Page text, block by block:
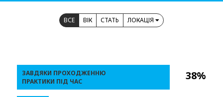
ВСЕ ВІК СТАТЬ ЛОКАЦІЯ
38%
ЗАВДЯКИ ПРОХОДЖЕННЮ
ПРАКТИКИ ПІД ЧАС